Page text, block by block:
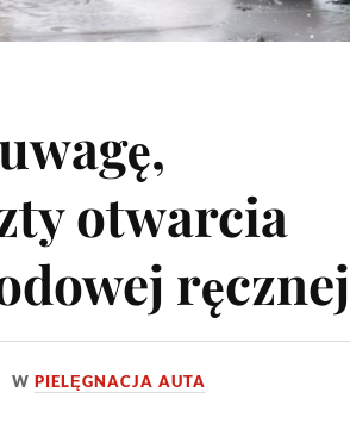
otwarcia
WPIELĘGNACJA AUTA